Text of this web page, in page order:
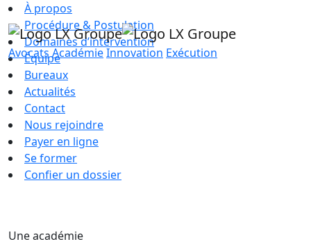
AvocatsAcadémieInnovation Exécution
À propos
Procédure & Postulation
Domaines d’intervention
Équipe
Bureaux
Actualités
Contact
Nous rejoindre
Payer en ligne
Se former
Confier un dossier
Une académie